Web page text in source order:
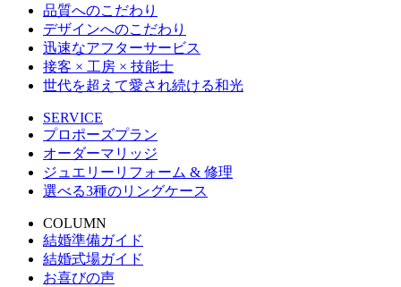
品質へのこだわり
デザインへのこだわり
迅速なアフターサービス
接客 × 工房 × 技能士
世代を超えて愛され続ける和光
SERVICE
プロポーズプラン
オーダーマリッジ
ジュエリーリフォーム & 修理
選べる3種のリングケース
COLUMN
結婚準備ガイド
結婚式場ガイド
お喜びの声